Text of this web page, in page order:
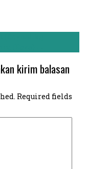
kirim balasan
Required fields